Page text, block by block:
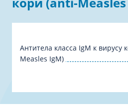
Антитела класса IgM к вирусу
Measles IgM)